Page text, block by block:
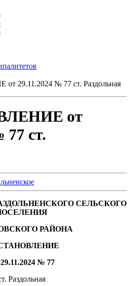
29.11.2024 № 77 ст. Раздольная
от
77 ст.
СЕЛЬСКОГО
РАЙОНА
№ 77
Раздольная